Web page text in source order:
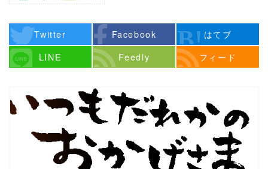
Twitter Facebook
はてブ
LINE
Feedly フィード